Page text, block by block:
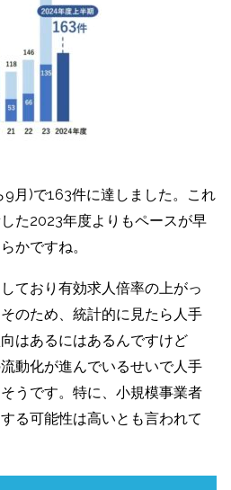
月)で163件に達しました。これ
た2023年度よりもペースが早
かですね。
ており有効求人倍率の上がっ
のため、統計的に見たら人手
はあるにはあるんですけど
動化が進んでいるせいで人手
うです。特に、小規模事業者
る可能性は高いとも言われて